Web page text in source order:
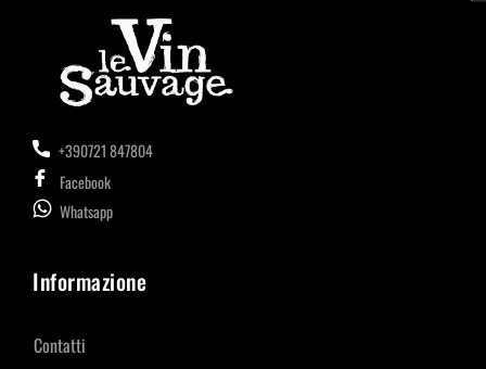
+390721 847804
Facebook
Whatsapp
Informazione
Contatti